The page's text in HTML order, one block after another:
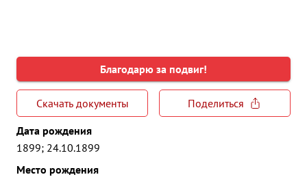
Благодарю за подвиг!
Скачать документы
Поделиться
Дата рождения
1899; 24.10.1899
Место рождения